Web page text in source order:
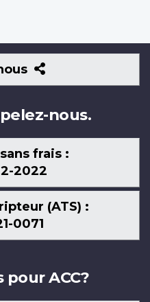
Suivez-
nous
nous.
frais :
2022
(ATS) :
0071
ACC?